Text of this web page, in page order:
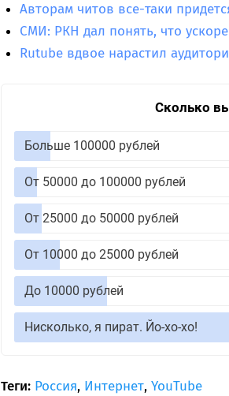
Авторам читов все-таки
СМИ: РКН дал понять, что
Rutube вдвое нарастил
Сколько
Больше 100000 рублей
От 50000 до 100000 рублей
От 25000 до 50000 рублей
От 10000 до 25000 рублей
До 10000 рублей
Нисколько, я пират. Йо-хо-хо!
Теги: Россия, Интернет, YouTube